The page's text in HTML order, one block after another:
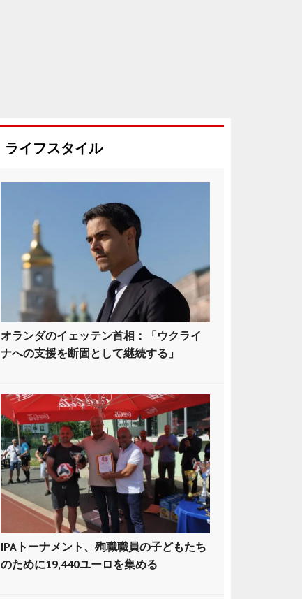
ライフスタイル
オランダのイェッテン首相：「ウクライ
ナへの支援を断固として継続する」
IPAトーナメント、殉職職員の子どもたち
のために19,440ユーロを集める